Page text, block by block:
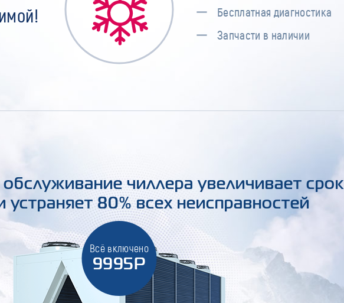
Бесплатная диагностика
Запчасти в наличии
чиллера увеличивает срок
устраняет 80% всех неисправностей
Всё включено
9995Р